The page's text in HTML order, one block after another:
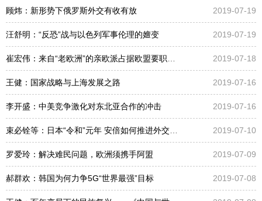
顾炜：新形势下俄罗斯外交有收有放 2019-07-19
汪舒明：“反恐”战与以色列军事伦理的嬗变 2019-07-19
2019-07-18
王健：国家战略与上海发展之路 2019-07-16
李开盛：中美竞争激化对东北亚合作的冲击 2019-07-16
2019-07-10
罗爱玲：解决难民问题，欧洲须携手阿盟 2019-07-09
郝群欢：韩国为何力争5G“世界最强”目标 2019-07-08